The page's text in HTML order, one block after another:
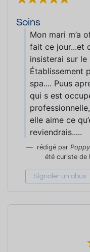
Soins
Mon mari m’a
fait ce jour...et
insisterai sur le
Établissement
spa.... Puus
qui s est
elle aime ce
reviendrais.....
rédigé par Poppy
été curiste de
Signaler un abus